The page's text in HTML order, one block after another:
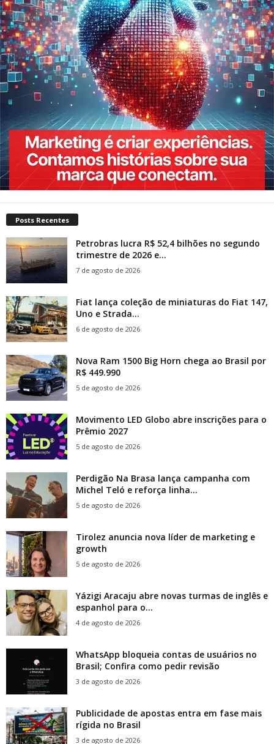
Posts Recentes
Petrobras lucra R$ 52,4 bilhões no segundo
trimestre de 2026 e...
7 de agosto de 2026
Fiat lança coleção de miniaturas do Fiat 147,
Uno e Strada...
6 de agosto de 2026
Nova Ram 1500 Big Horn chega ao Brasil por
R$ 449.990
5 de agosto de 2026
Movimento LED Globo abre inscrições para o
Prêmio 2027
5 de agosto de 2026
Perdigão Na Brasa lança campanha com
Michel Teló e reforça linha...
5 de agosto de 2026
Tirolez anuncia nova líder de marketing e
growth
5 de agosto de 2026
Yázigi Aracaju abre novas turmas de inglês e
espanhol para o...
4 de agosto de 2026
WhatsApp bloqueia contas de usuários no
Brasil; Confira como pedir revisão
3 de agosto de 2026
Publicidade de apostas entra em fase mais
rígida no Brasil
3 de agosto de 2026